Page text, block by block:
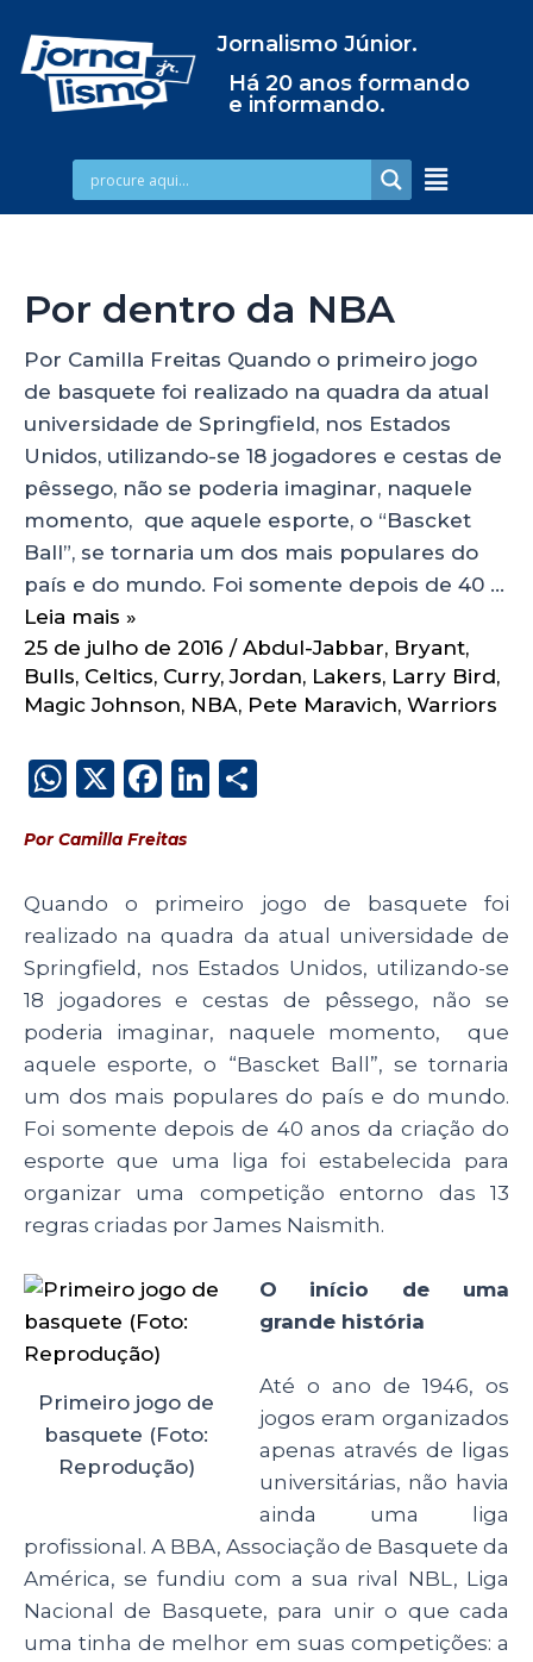
Jornalismo Júnior.
Há 20 anos formando
e informando.
Por dentro da NBA
Por Camilla Freitas Quando o primeiro jogo
de basquete foi realizado na quadra da atual
universidade de Springfield, nos Estados
Unidos, utilizando-se 18 jogadores e cestas de
pêssego, não se poderia imaginar, naquele
momento, que aquele esporte, o “Bascket
Ball”, se tornaria um dos mais populares do
país e do mundo. Foi somente depois de 40 …
Leia mais »
25 de julho de 2016 / Abdul-Jabbar, Bryant,
Bulls, Celtics, Curry,Jordan, Lakers, Larry Bird,
Magic Johnson, NBA, Pete Maravich, Warriors
W
a
ts
A
p
p
X
F
c
e
b
o
o
k
Li
e
dI
n
re
Por Camilla Freitas
Quando o primeiro jogo de basquete foi
realizado na quadra da atual universidade de
Springfield, nos Estados Unidos, utilizando-se
18 jogadores e cestas de pêssego, não se
poderia imaginar, naquele momento, que
aquele esporte, o “Bascket Ball”, se tornaria
um dos mais populares do país e do mundo.
Foi somente depois de 40 anos da criação do
esporte que uma liga foi estabelecida para
organizar uma competição entorno das 13
regras criadas por James Naismith.
Primeiro jogo de
basquete (Foto:
Reprodução)
O início de uma
grande história
Até o ano de 1946, os
jogos eram organizados
apenas através de ligas
universitárias, não havia
ainda uma liga
profissional. A BBA, Associação de Basquete da
América, se fundiu com a sua rival NBL, Liga
Nacional de Basquete, para unir o que cada
uma tinha de melhor em suas competições: a